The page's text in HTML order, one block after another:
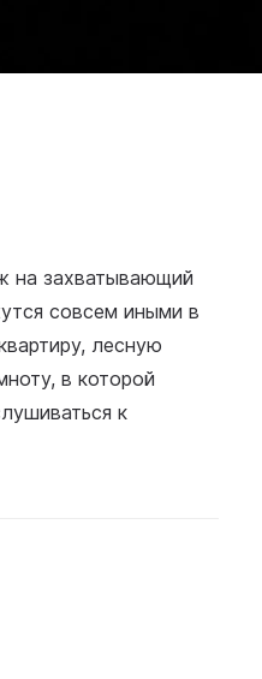
на захватывающий
совсем иными в
лесную
в которой
к